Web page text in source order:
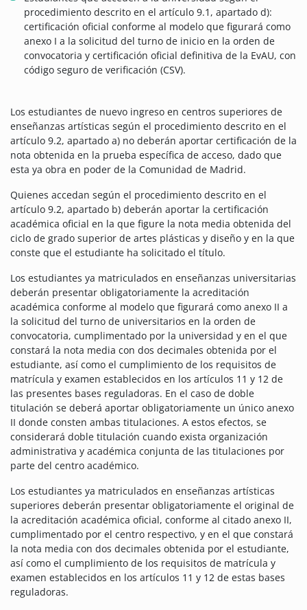
procedimiento descrito en el artículo 9.1, apartado d):
certificación oficial conforme al modelo que figurará como
anexo I a la solicitud del turno de inicio en la orden de
convocatoria y certificación oficial definitiva de la EvAU, con
código seguro de verificación (CSV).
Los estudiantes de nuevo ingreso en centros superiores de
enseñanzas artísticas según el procedimiento descrito en el
artículo 9.2, apartado a) no deberán aportar certificación de la
nota obtenida en la prueba específica de acceso, dado que
esta ya obra en poder de la Comunidad de Madrid.
Quienes accedan según el procedimiento descrito en el
artículo 9.2, apartado b) deberán aportar la certificación
académica oficial en la que figure la nota media obtenida del
ciclo de grado superior de artes plásticas y diseño y en la que
conste que el estudiante ha solicitado el título.
Los estudiantes ya matriculados en enseñanzas universitarias
deberán presentar obligatoriamente la acreditación
académica conforme al modelo que figurará como anexo II a
la solicitud del turno de universitarios en la orden de
convocatoria, cumplimentado por la universidad y en el que
constará la nota media con dos decimales obtenida por el
estudiante, así como el cumplimiento de los requisitos de
matrícula y examen establecidos en los artículos 11 y 12 de
las presentes bases reguladoras. En el caso de doble
titulación se deberá aportar obligatoriamente un único anexo
II donde consten ambas titulaciones. A estos efectos, se
considerará doble titulación cuando exista organización
administrativa y académica conjunta de las titulaciones por
parte del centro académico.
Los estudiantes ya matriculados en enseñanzas artísticas
superiores deberán presentar obligatoriamente el original de
la acreditación académica oficial, conforme al citado anexo II,
cumplimentado por el centro respectivo, y en el que constará
la nota media con dos decimales obtenida por el estudiante,
así como el cumplimiento de los requisitos de matrícula y
examen establecidos en los artículos 11 y 12 de estas bases
reguladoras.